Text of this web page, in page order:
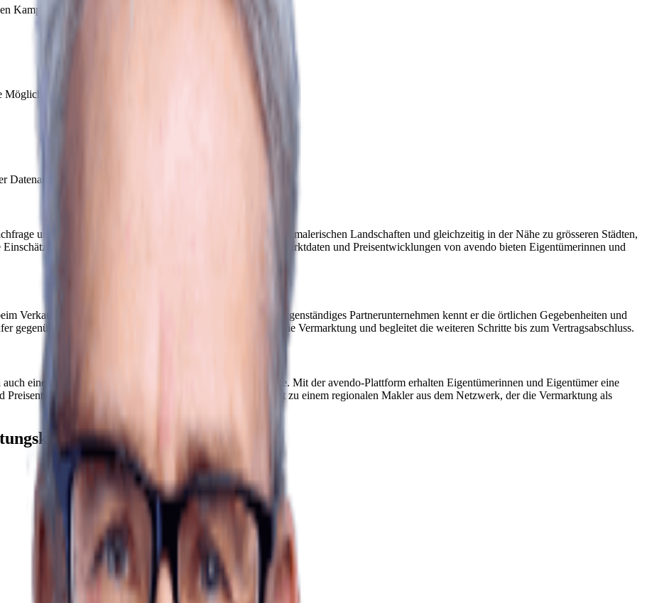
Kampagnen auf Google und Social-Media.
sollten genutzt werden!
helfen, den richtigen Käufer zu finden.
und stabile Preise aus. Die attraktive Lage, umgeben von malerischen Landschaften und gleichzeitig in der Nähe zu grösseren Städten,
einer Immobilie und die Planung des Verkaufs. Marktdaten und Preisentwicklungen von avendo bieten Eigentümerinnen und
Verkauf in Mülligen eine wichtige Rolle übernehmen. Als eigenständiges Partnerunternehmen kennt er die örtlichen Gegebenheiten und
gegenüberstellen. Er berät bei der Vorbereitung, organisiert die Vermarktung und begleitet die weiteren Schritte bis zum Vertragsabschluss.
eine attraktive Grundlage für den Verkauf einer Immobilie. Mit der avendo-Plattform erhalten Eigentümerinnen und Eigentümer eine
Auf Wunsch vermittelt avendo den Kontakt zu einem regionalen Makler aus dem Netzwerk, der die Vermarktung als